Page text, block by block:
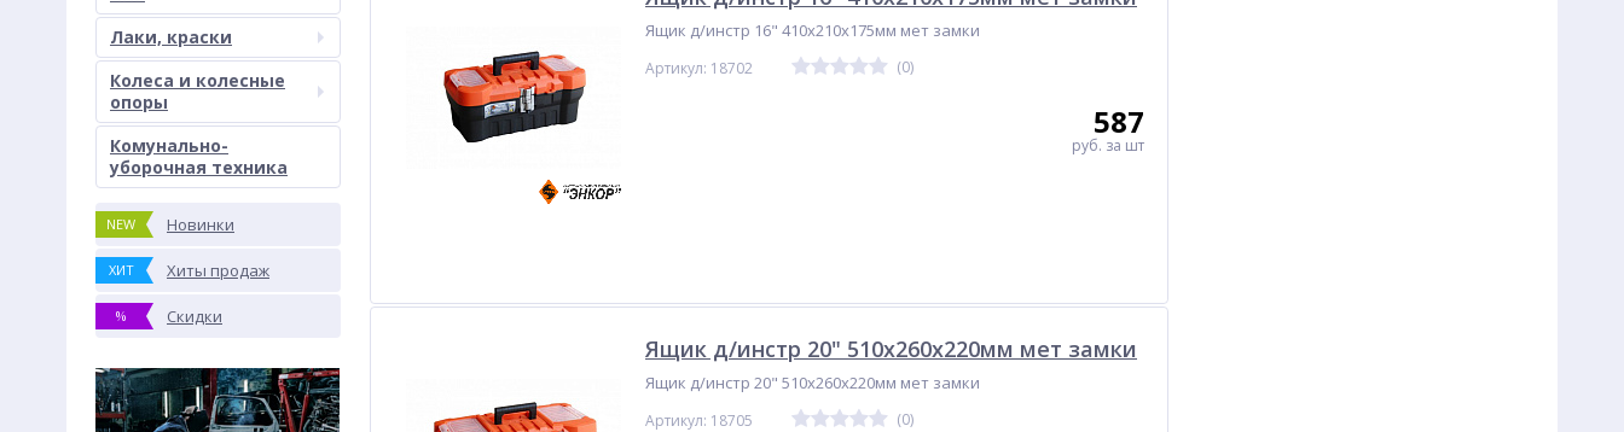
Лаки, краски
Колеса и колесные
опоры
Комунально-
уборочная техника
NEW Новинки
ХИТ Хиты продаж
% Скидки
Ящик д/инстр 16" 410х210х175мм мет замки
Артикул: 18702 (0)
587
руб. за шт
Ящик д/инстр 20" 510х260х220мм мет замки
Ящик д/инстр 20" 510х260х220мм мет замки
Артикул: 18705 (0)